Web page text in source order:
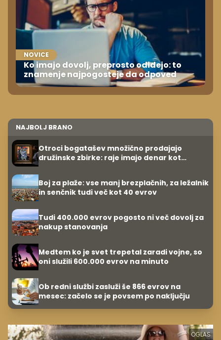
NOVICE
Ko imajo dovolj, preprosto odidejo: to
znamenje najpogosteje da odpoved
NAJBOLJ BRANO
Otroci bogatašev množično prodajajo
družinske zbirke: raje imajo denar kot
Boj za plaže: vse manj brezplačnih, za ležalnik
in senčnik tudi več kot 40 evrov
Tudi 400.000 evrov pogosto ni več dovolj za
nakup stanovanja
Medtem ko je svet trepetal zaradi vojne, so
oni služili 600.000 evrov na minuto
Ob redni službi zasluži še 866 evrov na
mesec: začelo se je povsem po naključju
OGLAS